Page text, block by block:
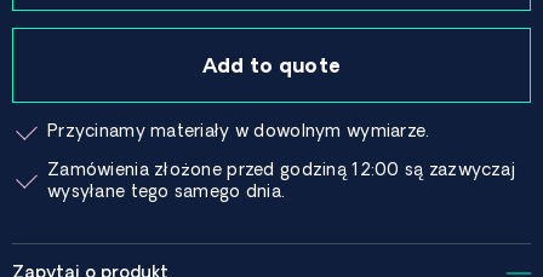
Add to quote
Przycinamy materiały w dowolnym wymiarze.
Zamówienia złożone przed godziną 12:00 są zazwyczaj
wysyłane tego samego dnia.
Zapytaj o produkt